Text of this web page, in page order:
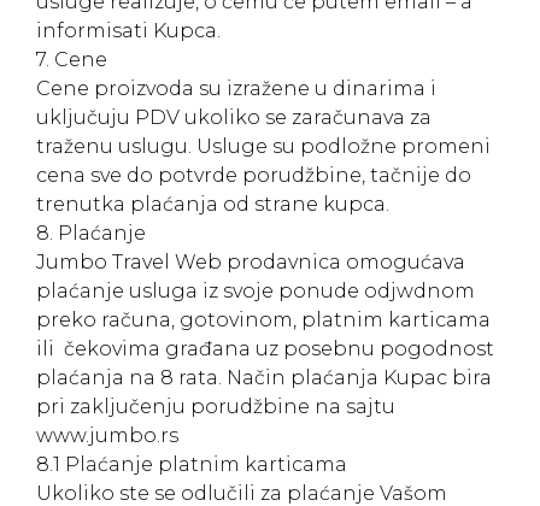
informisati Kupca.
7. Cene
Cene proizvoda su izražene u dinarima i
uključuju PDV ukoliko se zaračunava za
traženu uslugu. Usluge su podložne promeni
cena sve do potvrde porudžbine, tačnije do
trenutka plaćanja od strane kupca.
8. Plaćanje
Jumbo Travel Web prodavnica omogućava
plaćanje usluga iz svoje ponude odjwdnom
preko računa, gotovinom, platnim karticama
ili čekovima građana uz posebnu pogodnost
plaćanja na 8 rata. Način plaćanja Kupac bira
pri zaključenju porudžbine na sajtu
www.jumbo.rs
8.1 Plaćanje platnim karticama
Ukoliko ste se odlučili za plaćanje Vašom